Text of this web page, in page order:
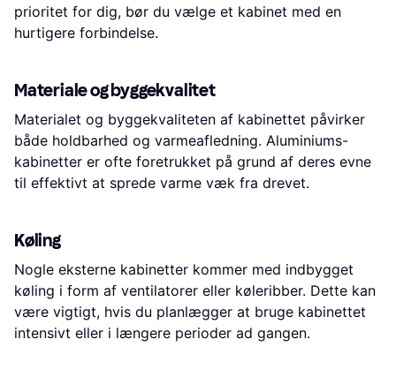
prioritet for dig, bør du vælge et kabinet med en
hurtigere forbindelse.
Materiale og byggekvalitet
Materialet og byggekvaliteten af kabinettet påvirker
både holdbarhed og varmeafledning. Aluminiums-
kabinetter er ofte foretrukket på grund af deres evne
til effektivt at sprede varme væk fra drevet.
Køling
Nogle eksterne kabinetter kommer med indbygget
køling i form af ventilatorer eller køleribber. Dette kan
være vigtigt, hvis du planlægger at bruge kabinettet
intensivt eller i længere perioder ad gangen.